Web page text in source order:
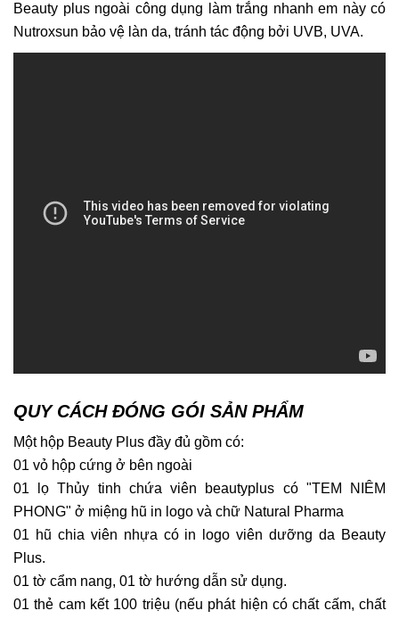
Beauty plusngoài công dụng làm trắng nhanh em này có
Nutroxsun bảo vệ làn da, tránh tác động bởi UVB, UVA.
QUY CÁCH ĐÓNG GÓI SẢN PHẨM
Một hộp Beauty Plus đầy đủ gồm có:
01 vỏ hộp cứng ở bên ngoài
01 lọ Thủy tinh chứa viên beautyplus có "TEM NIÊM
PHONG" ở miệng hũ in logo và chữ Natural Pharma
01 hũ chia viên nhựa có in logo viên dưỡng da Beauty
Plus.
01 tờ cẩm nang, 01 tờ hướng dẫn sử dụng.
01 thẻ cam kết 100 triệu (nếu phát hiện có chất cấm, chất